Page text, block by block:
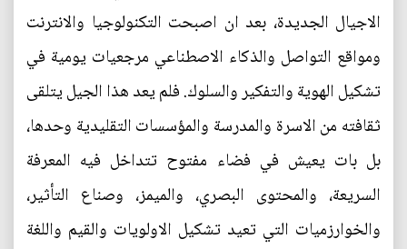
الاجيال الجديدة، بعد ان اصبحت التكنولوجيا والانترنت
ومواقع التواصل والذكاء الاصطناعي مرجعيات يومية في
تشكيل الهوية والتفكير والسلوك. فلم يعد هذا الجيل يتلقى
ثقافته من الاسرة والمدرسة والمؤسسات التقليدية وحدها،
بل بات يعيش في فضاء مفتوح تتداخل فيه المعرفة
السريعة، والمحتوى البصري، والميمز، وصناع التأثير،
والخوارزميات التي تعيد تشكيل الاولويات والقيم واللغة